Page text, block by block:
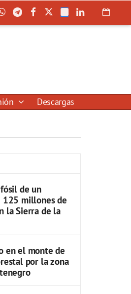
Descargas
de un
125 millones de
la Sierra de la
en el monte de
por la zona